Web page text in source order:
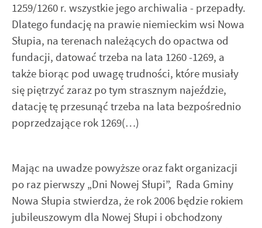
1259/1260 r. wszystkie jego archiwalia - przepadły.
Dlatego fundację na prawie niemieckim wsi Nowa
Słupia, na terenach należących do opactwa od
fundacji, datować trzeba na lata 1260 -1269, a
także biorąc pod uwagę trudności, które musiały
się piętrzyć zaraz po tym strasznym najeździe,
datację tę przesunąć trzeba na lata bezpośrednio
poprzedzające rok 1269(…)
Mając na uwadze powyższe oraz fakt organizacji
po raz pierwszy „Dni Nowej Słupi”, Rada Gminy
Nowa Słupia stwierdza, że rok 2006 będzie rokiem
jubileuszowym dla Nowej Słupi i obchodzony